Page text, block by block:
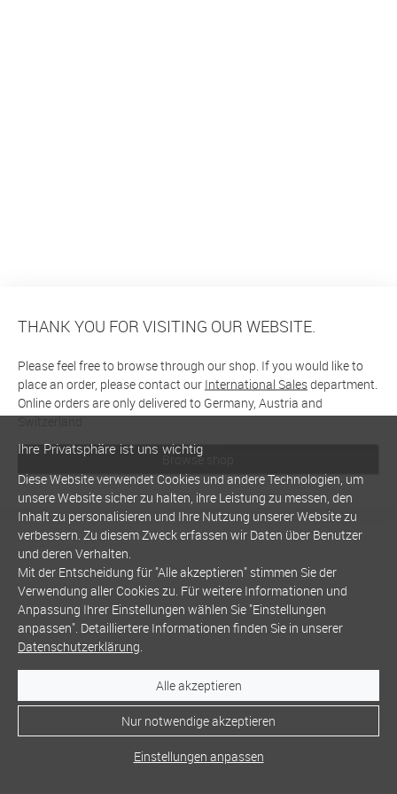
THANK YOU FOR VISITING OUR WEBSITE.
Please feel free to browse through our shop. If you would like to
place an order, please contact our International Salesdepartment.
Online orders are only delivered to Germany, Austria and
Switzerland
Browse shop
Ihre Privatsphäre ist uns wichtig
Diese Website verwendet Cookies und andere Technologien, um
unsere Website sicher zu halten, ihre Leistung zu messen, den
Inhalt zu personalisieren und Ihre Nutzung unserer Website zu
verbessern. Zu diesem Zweck erfassen wir Daten über Benutzer
und deren Verhalten.
Mit der Entscheidung für "Alle akzeptieren" stimmen Sie der
Verwendung aller Cookies zu. Für weitere Informationen und
Anpassung Ihrer Einstellungen wählen Sie "Einstellungen
anpassen". Detailliertere Informationen finden Sie in unserer
Datenschutzerklärung.
Alle akzeptieren
Nur notwendige akzeptieren
Einstellungen anpassen